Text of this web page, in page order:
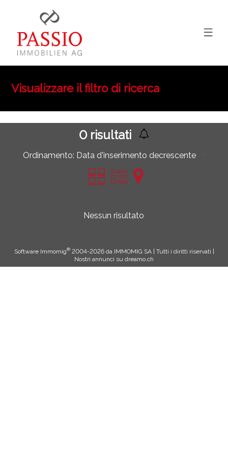
Visualizzare il filtro di ricerca
0risultati
Ordinamento: Data d'inserimento decrescente
Nessun risultato
Software Immomig®2004-2026 da IMMOMIG SA | Tutti i diritti riservati |
Nostri annunci su dreamo.ch